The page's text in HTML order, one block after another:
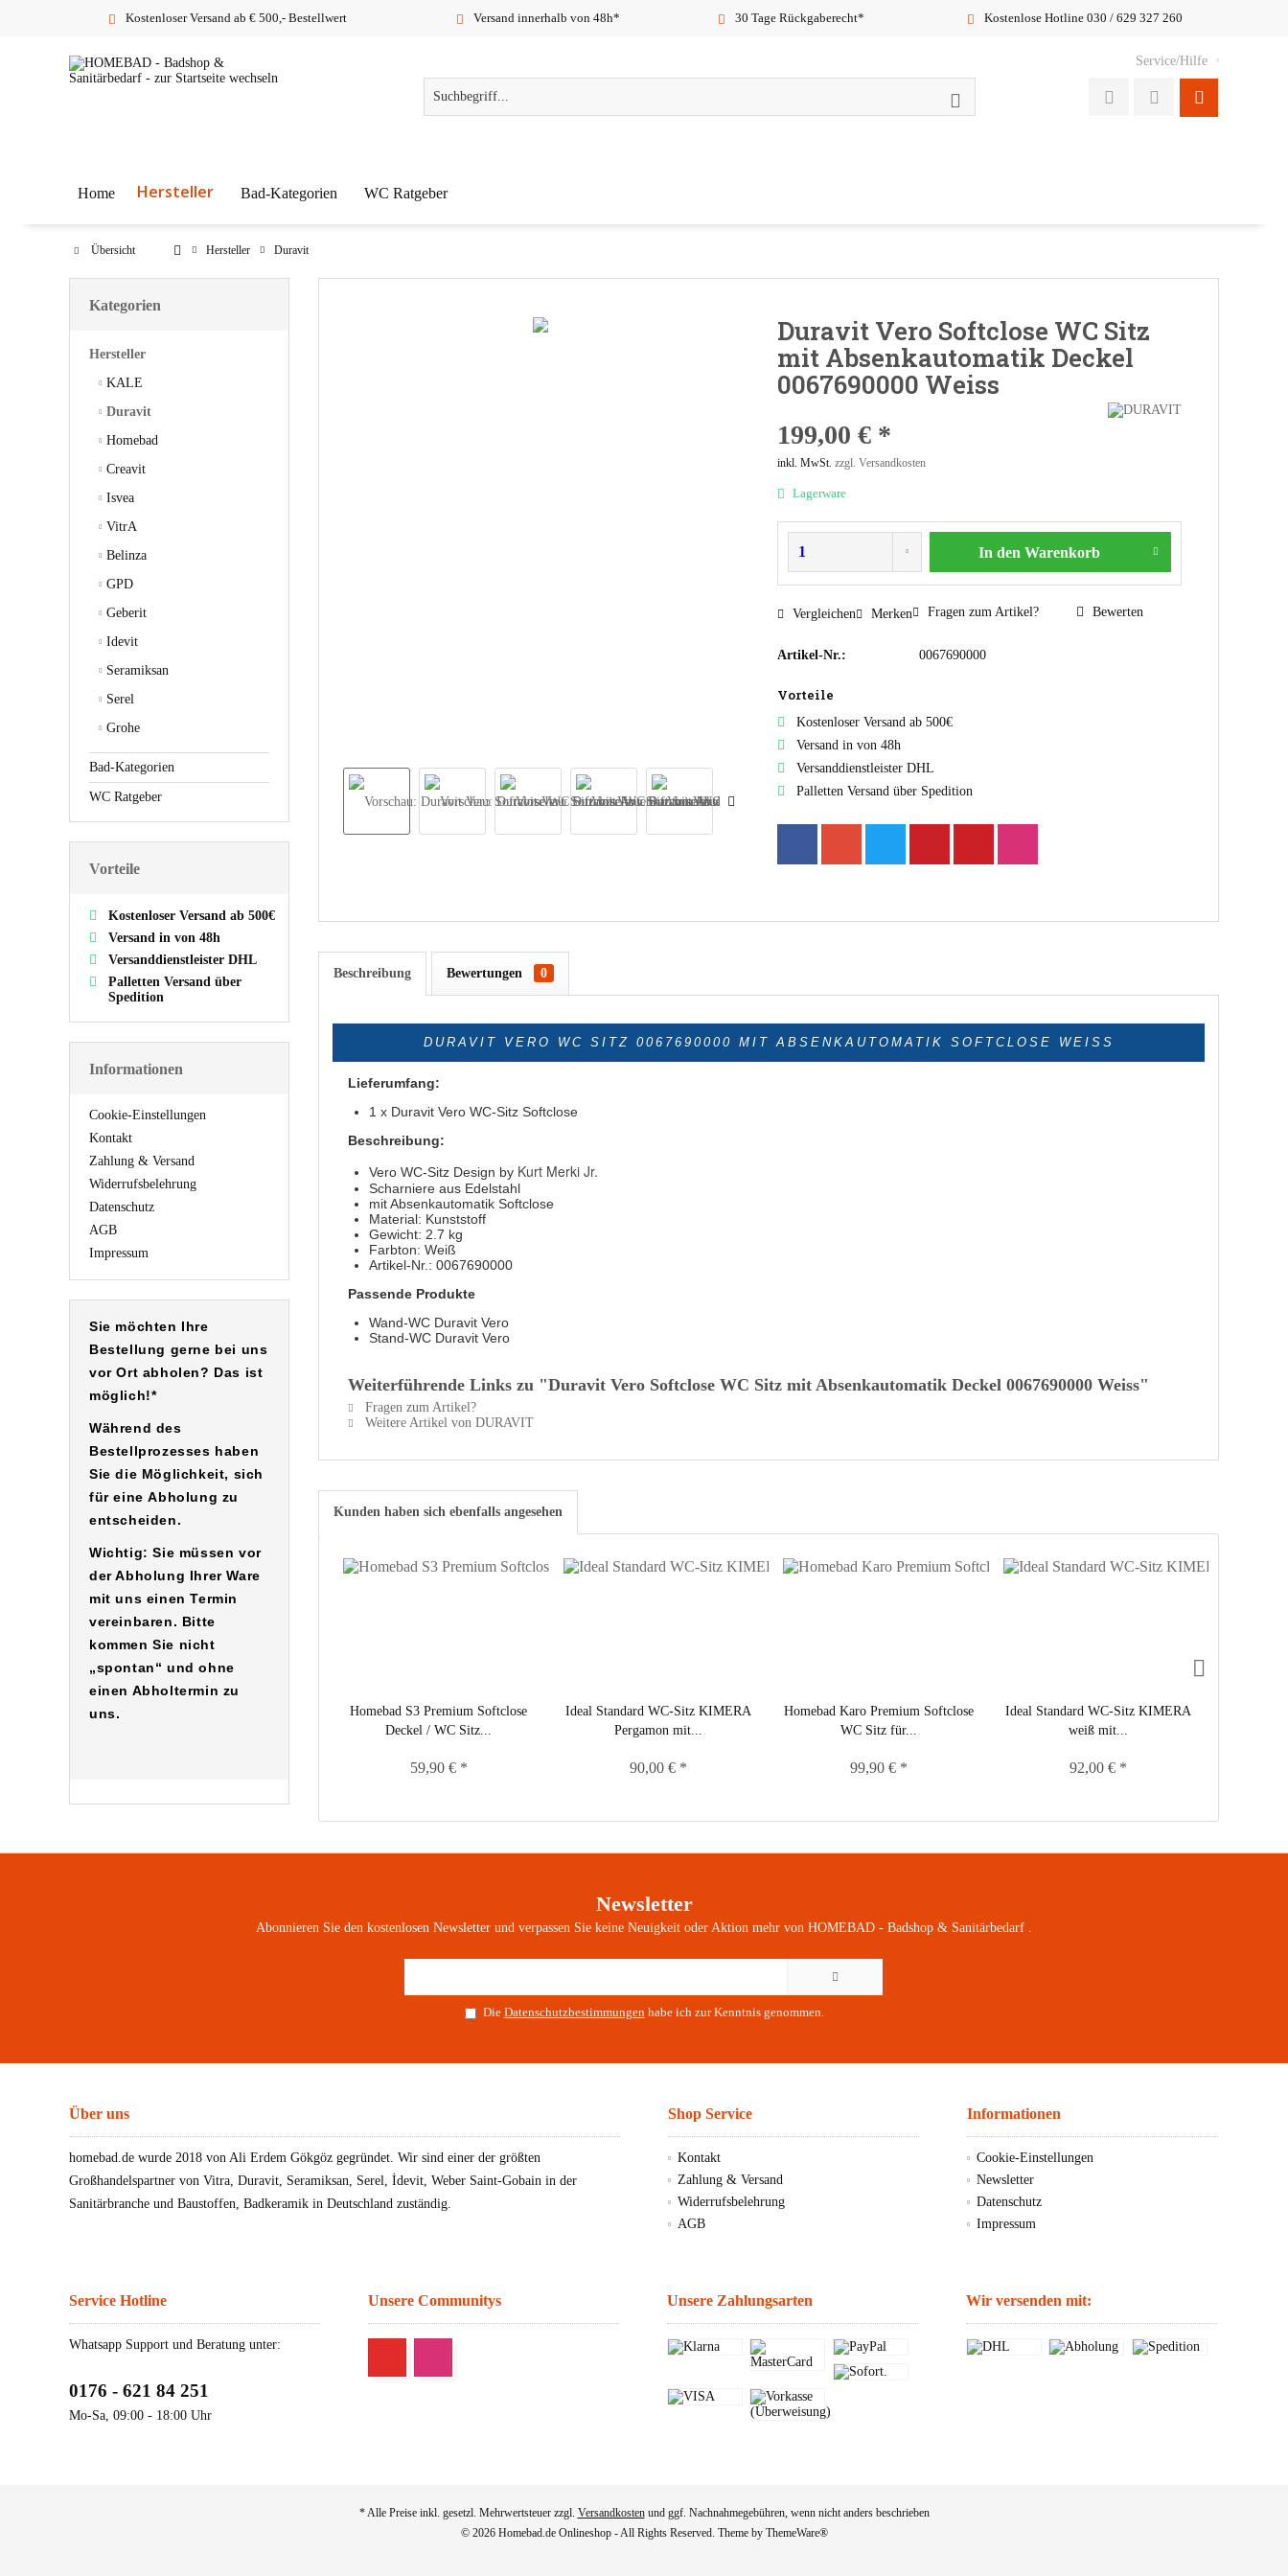
Kostenloser Versand ab € 500,- Bestellwert Versand innerhalb von 48h* 30 Tage Rückgaberecht* Kostenlose Hotline 030 / 629 327 260
Service/Hilfe
Home Hersteller Bad-Kategorien WC Ratgeber
Übersicht Hersteller Duravit
Kategorien
Hersteller
KALE
Duravit
Homebad
Creavit
Isvea
VitrA
Belinza
GPD
Geberit
Idevit
Seramiksan
Serel
Grohe
Bad-Kategorien
WC Ratgeber
Vorteile
Kostenloser Versand ab 500€
Versand in von 48h
Versanddienstleister DHL
Palletten Versand über
Spedition
Informationen
Cookie-Einstellungen
Kontakt
Zahlung & Versand
Widerrufsbelehrung
Datenschutz
AGB
Impressum
Sie möchten Ihre
Bestellung gerne bei uns
vor Ort abholen? Das ist
möglich!*
Während des
Bestellprozesses haben
Sie die Möglichkeit, sich
für eineAbholung zu
entscheiden.
Wichtig: Sie müssen vor
der Abholung Ihrer Ware
mit uns einen Termin
vereinbaren. Bitte
kommen Sie nicht
„spontan“ und ohne
einen Abholtermin zu
uns.
Duravit Vero Softclose WC Sitz
mit Absenkautomatik Deckel
0067690000 Weiss
199,00 € *
inkl. MwSt. zzgl. Versandkosten
Lagerware
In den Warenkorb
Vergleichen Merken Fragen zum Artikel? Bewerten
Artikel-Nr.: 0067690000
Vorteile
Kostenloser Versand ab 500€
Versand in von 48h
Versanddienstleister DHL
Palletten Versand über Spedition
Beschreibung Bewertungen 0
DURAVIT VERO WC SITZ 0067690000 MIT ABSENKAUTOMATIK SOFTCLOSE WEISS
Lieferumfang:
1 x Duravit Vero WC-Sitz Softclose
Beschreibung:
Vero WC-Sitz Design by Kurt Merki Jr.
Scharniere aus Edelstahl
mit Absenkautomatik Softclose
Material: Kunststoff
Gewicht: 2.7 kg
Farbton: Weiß
Artikel-Nr.: 0067690000
Passende Produkte
Wand-WC Duravit Vero
Stand-WC Duravit Vero
Weiterführende Links zu "Duravit Vero Softclose WC Sitz mit Absenkautomatik Deckel 0067690000 Weiss"
Fragen zum Artikel?
Weitere Artikel von DURAVIT
Kunden haben sich ebenfalls angesehen
Homebad S3 Premium Softclose
Deckel / WC Sitz...
59,90 € *
Ideal Standard WC-Sitz KIMERA
Pergamon mit...
90,00 € *
Homebad Karo Premium Softclose
WC Sitz für...
99,90 € *
Ideal Standard WC-Sitz KIMERA
weiß mit...
92,00 € *
Newsletter
Abonnieren Sie den kostenlosen Newsletter und verpassen Sie keine Neuigkeit oder Aktion mehr von HOMEBAD - Badshop & Sanitärbedarf .
Die Datenschutzbestimmungenhabe ich zur Kenntnis genommen.
Über uns
homebad.de wurde 2018 von Ali Erdem Gökgöz gegründet. Wir sind einer der größten
Großhandelspartner von Vitra, Duravit, Seramiksan, Serel, İdevit, Weber Saint-Gobain in der
Sanitärbranche und Baustoffen, Badkeramik in Deutschland zuständig.
Shop Service
Kontakt
Zahlung & Versand
Widerrufsbelehrung
AGB
Informationen
Cookie-Einstellungen
Newsletter
Datenschutz
Impressum
Service Hotline
Whatsapp Support und Beratung unter:
0176 - 621 84 251
Mo-Sa, 09:00 - 18:00 Uhr
Unsere Communitys Unsere Zahlungsarten Wir versenden mit:
* Alle Preise inkl. gesetzl. Mehrwertsteuer zzgl. Versandkostenund ggf. Nachnahmegebühren, wenn nicht anders beschrieben
© 2026 Homebad.de Onlineshop - All Rights Reserved. Theme by ThemeWare®